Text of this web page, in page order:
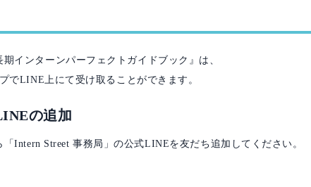
期インターンパーフェクトガイドブック』は、
でLINE上にて受け取ることができます。
の追加
Intern Street 事務局」の公式LINEを友だち追加してください。